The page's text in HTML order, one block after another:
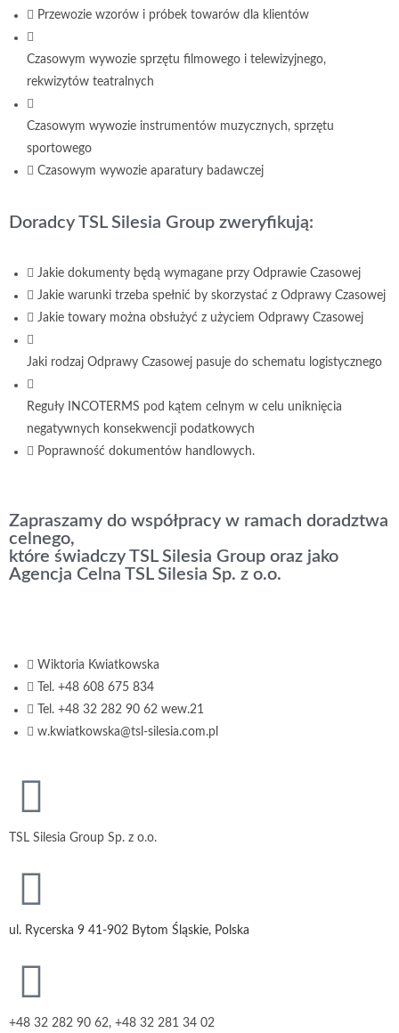
Przewozie wzorów i próbek towarów dla klientów
Czasowym wywozie sprzętu filmowego i telewizyjnego,
rekwizytów teatralnych
Czasowym wywozie instrumentów muzycznych, sprzętu
sportowego
Czasowym wywozie aparatury badawczej
Doradcy TSL Silesia Group zweryfikują:
Jakie dokumenty będą wymagane przy Odprawie Czasowej
Jakie warunki trzeba spełnić by skorzystać z Odprawy Czasowej
Jakie towary można obsłużyć z użyciem Odprawy Czasowej
Jaki rodzaj Odprawy Czasowej pasuje do schematu logistycznego
Reguły INCOTERMS pod kątem celnym w celu uniknięcia
negatywnych konsekwencji podatkowych
Poprawność dokumentów handlowych.
Zapraszamy do współpracy w ramach doradztwa
celnego,
które świadczy TSL Silesia Group oraz jako
Agencja Celna TSL Silesia Sp. z o.o.
Wiktoria Kwiatkowska
Tel. +48 608 675 834
Tel. +48 32 282 90 62 wew.21
w.kwiatkowska@tsl-silesia.com.pl
TSL Silesia Group Sp. z o.o.
ul. Rycerska 9 41-902 Bytom Śląskie, Polska
+48 32 282 90 62, +48 32 281 34 02